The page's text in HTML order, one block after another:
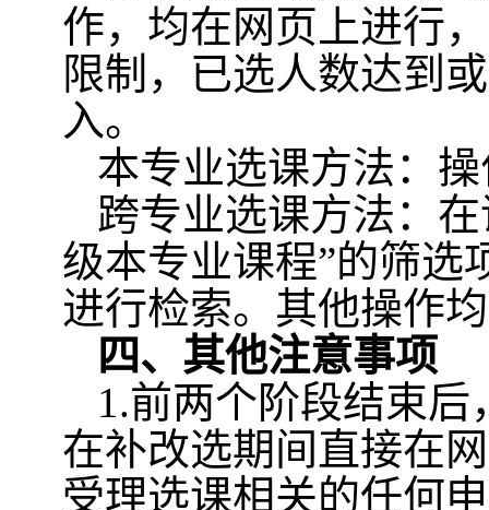
作，均在网页上进行
限制，已选人数达到
入。
本专业选课方法：
跨专业选课方法：
级本专业课程”的筛选
进行检索。其他操作
四、其他注意事项
1.前两个阶段结束后
在补改选期间直接在
受理选课相关的任何